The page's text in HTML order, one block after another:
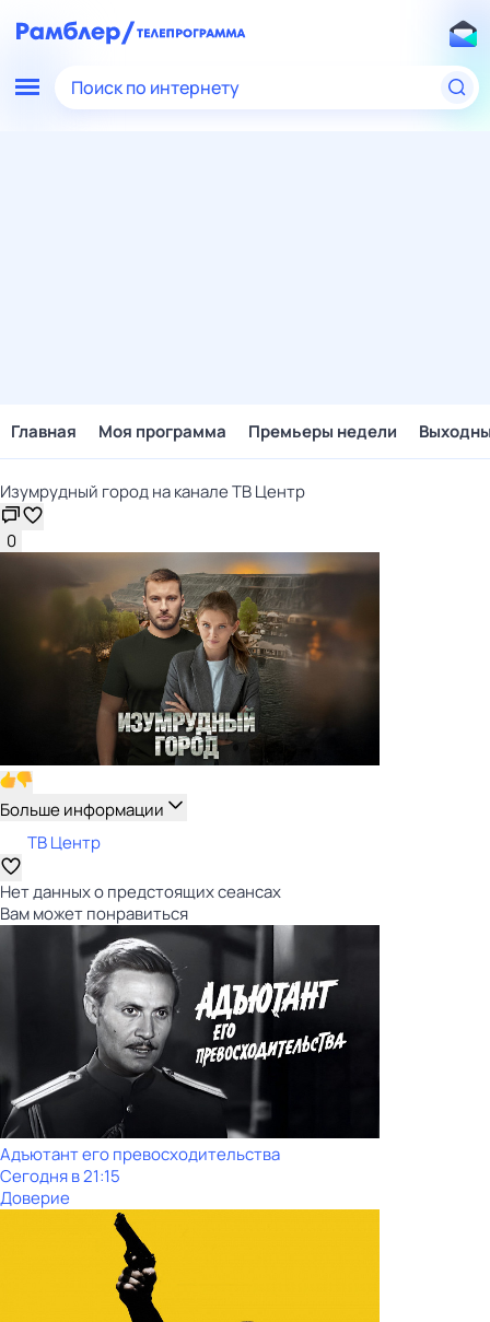
Поиск по интернету
Главная Моя программа Премьеры недели
Изумрудный город на канале ТВ Центр
0
Больше информации
ТВ Центр
Нет данных о предстоящих сеансах
Вам может понравиться
Адъютант его превосходительства
Сегодня в 21:15
Доверие